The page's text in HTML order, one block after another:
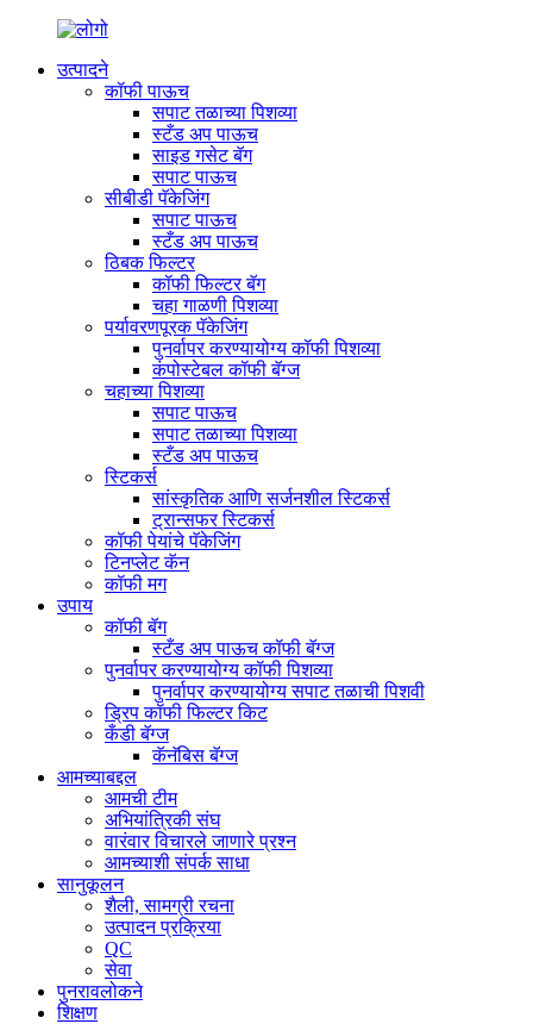
उत्पादने
कॉफी पाऊच
सपाट तळाच्या पिशव्या
स्टँड अप पाऊच
साइड गसेट बॅग
सपाट पाऊच
सीबीडी पॅकेजिंग
सपाट पाऊच
स्टँड अप पाऊच
ठिबक फिल्टर
कॉफी फिल्टर बॅग
चहा गाळणी पिशव्या
पर्यावरणपूरक पॅकेजिंग
पुनर्वापर करण्यायोग्य कॉफी पिशव्या
कंपोस्टेबल कॉफी बॅग्ज
चहाच्या पिशव्या
सपाट पाऊच
सपाट तळाच्या पिशव्या
स्टँड अप पाऊच
स्टिकर्स
सांस्कृतिक आणि सर्जनशील स्टिकर्स
ट्रान्सफर स्टिकर्स
कॉफी पेयांचे पॅकेजिंग
टिनप्लेट कॅन
कॉफी मग
उपाय
कॉफी बॅग
स्टँड अप पाऊच कॉफी बॅग्ज
पुनर्वापर करण्यायोग्य कॉफी पिशव्या
पुनर्वापर करण्यायोग्य सपाट तळाची पिशवी
ड्रिप कॉफी फिल्टर किट
कँडी बॅग्ज
कॅनॅबिस बॅग्ज
आमच्याबद्दल
आमची टीम
अभियांत्रिकी संघ
वारंवार विचारले जाणारे प्रश्न
आमच्याशी संपर्क साधा
सानुकूलन
शैली, सामग्री रचना
उत्पादन प्रक्रिया
QC
सेवा
पुनरावलोकने
शिक्षण